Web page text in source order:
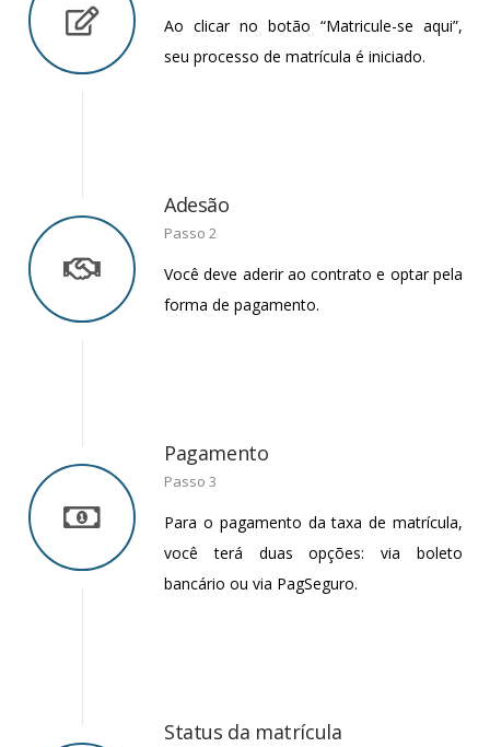
Ao clicar no botão “Matricule-se aqui”,
seu processo de matrícula é iniciado.
Adesão
Passo 2
Você deve aderir ao contrato e optar pela
forma de pagamento.
Pagamento
Passo 3
Para o pagamento da taxa de matrícula,
você terá duas opções: via boleto
bancário ou via PagSeguro.
Status da matrícula